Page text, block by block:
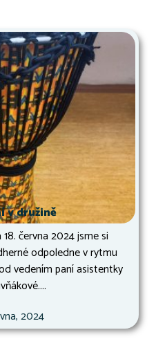
v družině
června 2024 jsme si
odpoledne v rytmu
vedením paní asistentky
2024